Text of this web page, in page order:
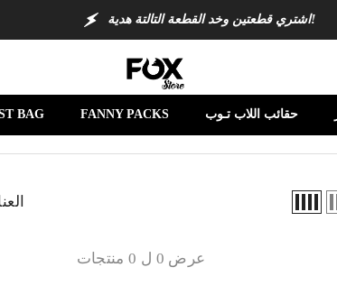
اشتري قطعتين وخد القطعة التالتة هدية!
حقائب اللاب تـوب FANNY PACKS
BAG
عرض 0 ل 0 منتجات